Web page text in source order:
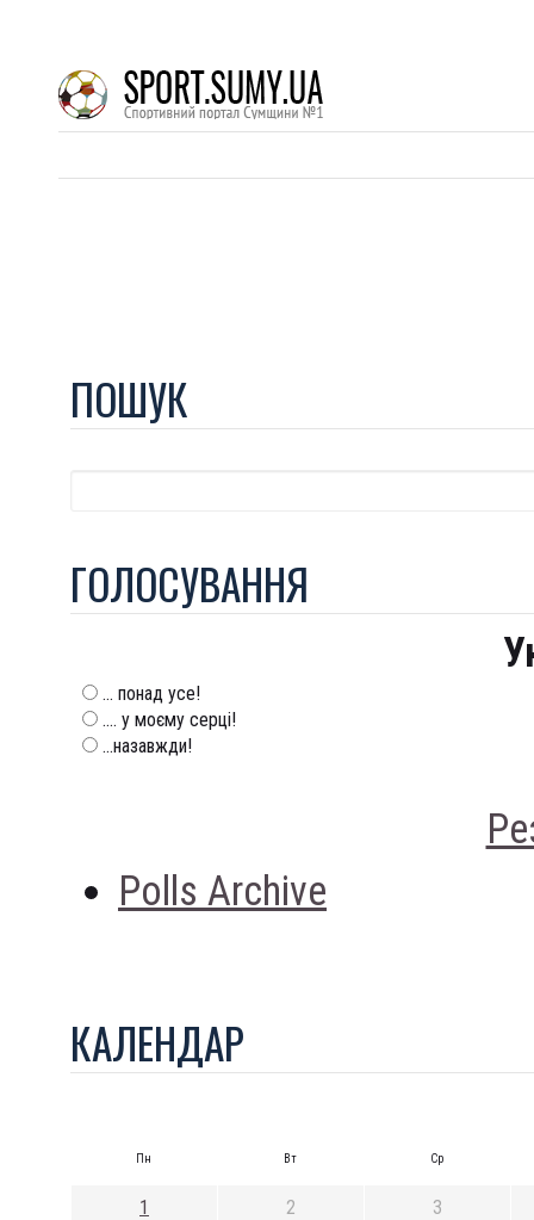
ПОШУК
ГОЛОСУВАННЯ
... понад усе!
.... у моєму серці!
...назавжди!
Polls Archive
КАЛЕНДАР
Пн Вт Ср
1 2 3